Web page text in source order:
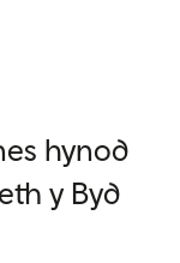
hynod
y Byd